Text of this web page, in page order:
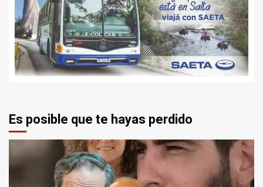
Es posible que te hayas perdido